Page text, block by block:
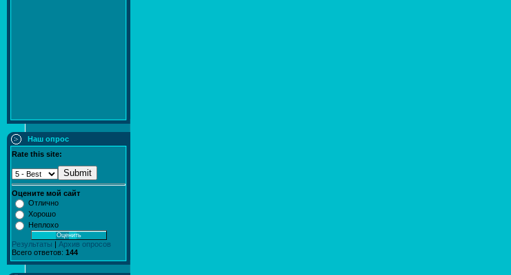
Наш опрос
Rate this site:
Submit
Оцените мой сайт
Отлично
Хорошо
Неплохо
Результаты
Архив опросов
Всего ответов: 144